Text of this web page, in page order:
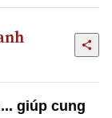
giúp cung